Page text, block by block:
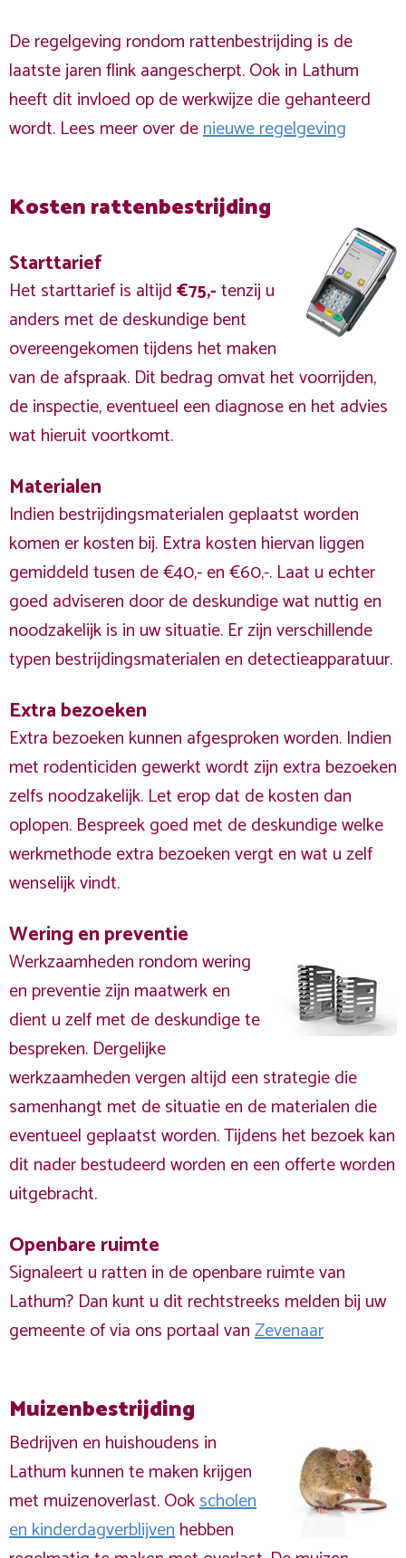
De regelgeving rondom rattenbestrijding is de
laatste jaren flink aangescherpt. Ook in Lathum
heeft dit invloed op de werkwijze die gehanteerd
wordt. Lees meer over denieuwe regelgeving
Kosten rattenbestrijding
Starttarief
Het starttarief is altijd€75,-tenzij u
anders met de deskundige bent
overeengekomen tijdens het maken
van de afspraak. Dit bedrag omvat het voorrijden,
de inspectie, eventueel een diagnose en het advies
wat hieruit voortkomt.
Materialen
Indien bestrijdingsmaterialen geplaatst worden
komen er kosten bij. Extra kosten hiervan liggen
gemiddeld tusen de €40,- en €60,-. Laat u echter
goed adviseren door de deskundige wat nuttig en
noodzakelijk is in uw situatie. Er zijn verschillende
typen bestrijdingsmaterialen en detectieapparatuur.
Extra bezoeken
Extra bezoeken kunnen afgesproken worden. Indien
met rodenticiden gewerkt wordt zijn extra bezoeken
zelfs noodzakelijk. Let erop dat de kosten dan
oplopen. Bespreek goed met de deskundige welke
werkmethode extra bezoeken vergt en wat u zelf
wenselijk vindt.
Wering en preventie
Werkzaamheden rondom wering
en preventie zijn maatwerk en
dient u zelf met de deskundige te
bespreken. Dergelijke
werkzaamheden vergen altijd een strategie die
samenhangt met de situatie en de materialen die
eventueel geplaatst worden. Tijdens het bezoek kan
dit nader bestudeerd worden en een offerte worden
uitgebracht.
Openbare ruimte
Signaleert u ratten in de openbare ruimte van
Lathum? Dan kunt u dit rechtstreeks melden bij uw
gemeente of via ons portaal vanZevenaar
Muizenbestrijding
Bedrijven en huishoudens in
Lathum kunnen te maken krijgen
met muizenoverlast. Ookscholen
en kinderdagverblijvenhebben